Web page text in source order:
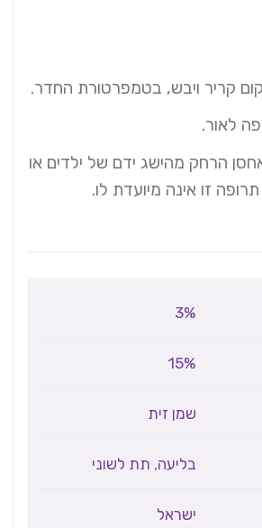
קריר ויבש, בטמפרטורת החדר.
לאור.
הרחק מהישג ידם של ילדים או
זו אינה מיועדת לו.
3%
15%
שמן זית
בליעה,תת לשוני
ישראל